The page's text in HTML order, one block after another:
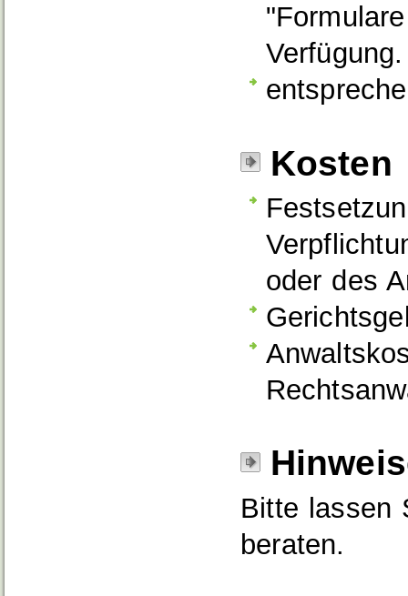
Verfügung.
Kosten
oder des
Bitte lassen
beraten.